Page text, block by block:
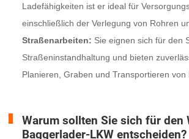
Ladefähigkeiten ist er ideal für
einschließlich der Verlegung von Rohren
Straßenarbeiten: Sie eignen sich für den
Straßeninstandhaltung und bieten
Planieren, Graben und Transportieren von
Warum sollten Sie sich für den
Baggerlader-LKW entscheiden?